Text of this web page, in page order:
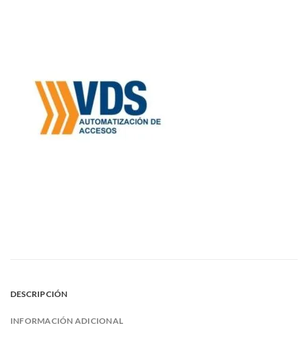
DESCRIPCIÓN
INFORMACIÓN ADICIONAL